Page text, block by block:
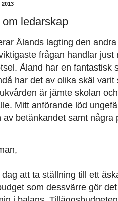
ledarskap
Ålands lagting den
frågan handlar just
Åland har en fantastisk
har det av olika skäl
är jämte skolan
Mitt anförande löd
av betänkandet samt
att ta ställning till ett
som dessvärre gör